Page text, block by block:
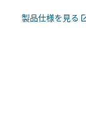
製品仕様を見る